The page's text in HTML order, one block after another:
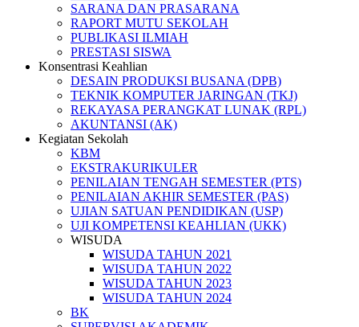
SARANA DAN PRASARANA
RAPORT MUTU SEKOLAH
PUBLIKASI ILMIAH
PRESTASI SISWA
Konsentrasi Keahlian
DESAIN PRODUKSI BUSANA (DPB)
TEKNIK KOMPUTER JARINGAN (TKJ)
REKAYASA PERANGKAT LUNAK (RPL)
AKUNTANSI (AK)
Kegiatan Sekolah
KBM
EKSTRAKURIKULER
PENILAIAN TENGAH SEMESTER (PTS)
PENILAIAN AKHIR SEMESTER (PAS)
UJIAN SATUAN PENDIDIKAN (USP)
UJI KOMPETENSI KEAHLIAN (UKK)
WISUDA
WISUDA TAHUN 2021
WISUDA TAHUN 2022
WISUDA TAHUN 2023
WISUDA TAHUN 2024
BK